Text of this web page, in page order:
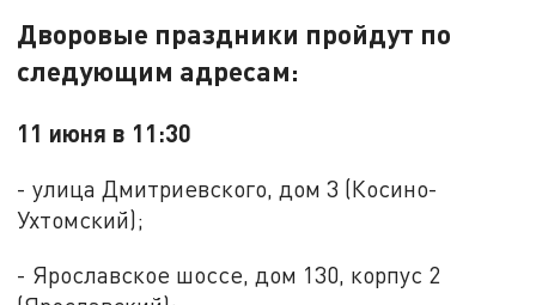
Дворовые праздники пройдут по
следующим адресам:
11 июня в 11:30
- улица Дмитриевского, дом 3 (Косино-
Ухтомский);
- Ярославское шоссе, дом 130, корпус 2